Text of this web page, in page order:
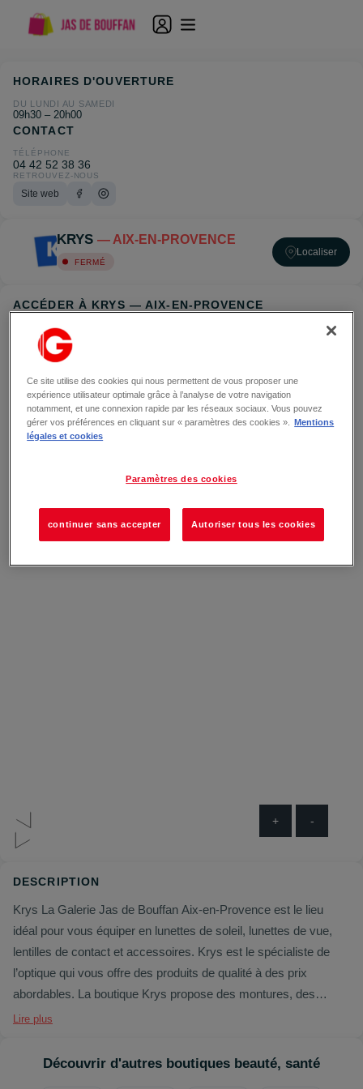
KRYS — AIX-EN-PROVENCE
FERMÉ
Localiser
ACCÉDER À KRYS — AIX-EN-PROVENCE
+ -
HORAIRES D'OUVERTURE
DU LUNDI AU SAMEDI
09h30 – 20h00
CONTACT
TÉLÉPHONE
04 42 52 38 36
RETROUVEZ-NOUS
Site web
DESCRIPTION
Krys La Galerie Jas de Bouffan Aix-en-Provence est le lieu
idéal pour vous équiper en lunettes de soleil, lunettes de vue,
lentilles de contact et accessoires. Krys est le spécialiste de
l’optique qui vous offre des produits de qualité à des prix
abordables. La boutique Krys propose des montures, des
verres et des produits adaptés à tous les budgets et à tous les
composée de professionnels qualifiés et spécialisés dans
Lire plus
Découvrir d'autres boutiques beauté, santé
Ce site utilise des cookies qui nous permettent de vous proposer une
expérience utilisateur optimale grâce à l’analyse de votre navigation
notamment, et une connexion rapide par les réseaux sociaux. Vous pouvez
gérer vos préférences en cliquant sur « paramètres des cookies ».
Mentions
légales et cookies
Paramètres des cookies
continuer sans accepter Autoriser tous les cookies